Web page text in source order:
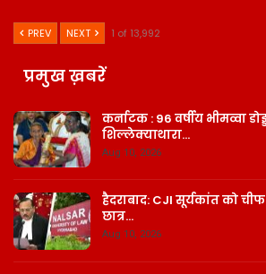
PREV NEXT 1 of 13,992
प्रमुख ख़बरें
कर्नाटक : 96 वर्षीय भीमव्वा
शिल्लेक्याथारा…
Aug 10, 2026
हैदराबाद: CJI सूर्यकांत को
छात्र…
Aug 10, 2026